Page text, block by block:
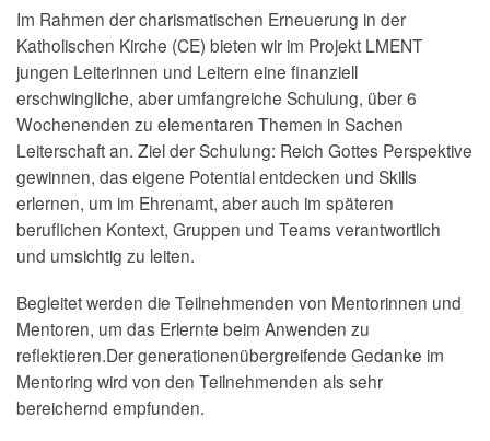
Im Rahmen der charismatischen Erneuerung in der
Katholischen Kirche (CE) bieten wir im Projekt LMENT
jungen Leiterinnen und Leitern eine finanziell
erschwingliche, aber umfangreiche Schulung, über 6
Wochenenden zu elementaren Themen in Sachen
Leiterschaft an. Ziel der Schulung: Reich Gottes Perspektive
gewinnen, das eigene Potential entdecken und Skills
erlernen, um im Ehrenamt, aber auch im späteren
beruflichen Kontext, Gruppen und Teams verantwortlich
und umsichtig zu leiten.
Begleitet werden die Teilnehmenden von Mentorinnen und
Mentoren, um das Erlernte beim Anwenden zu
reflektieren.Der generationenübergreifende Gedanke im
Mentoring wird von den Teilnehmenden als sehr
bereichernd empfunden.